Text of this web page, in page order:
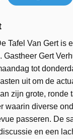
Tafel Van Gert is
Gastheer Gert
tot
uit om de
zijn grote, ronde
waarin diverse
passeren. De
en een